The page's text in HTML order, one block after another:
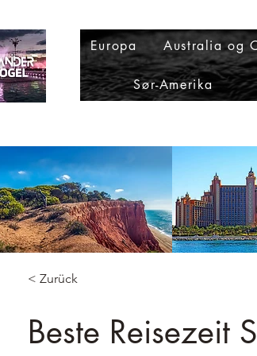
Europa Australia og
Sør-Amerika
< Zurück
Beste Reisezeit